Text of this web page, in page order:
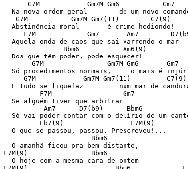
      G7M            Gm7M Gm6           Gm7
Na nova ordem geral        de um novo
   G7M           Gm7M Gm7(11)        C7(9)
  Abstinência moral       é crime hediondo!
F7M             Gm7       Am7
  Aquela onda de caos que sai varrendo o mar
               Bbm6           Am6(9)
  Dos que têm poder, pode esquecer!
       G7M                Gm7M Gm6       Gm7
Só procedimentos normais,     o mais é
     G7M            Gm7M Gm7(11)         C7(9)
E tudo se liquefaz         num mar de
         F7M                  Gm7
  Se alguém tiver que arbitrar
          Am7      D7(b9)      Bbm6
Só vai poder contar com o delírio de um
         Eb7(9)                 F7M(9)
  O que se passou, passou. Prescreveu!...
                      Bbm6
  O amanhã ficou pra bem distante,
F7M(9)                Bbm6
  O hoje com a mesma cara de ontem